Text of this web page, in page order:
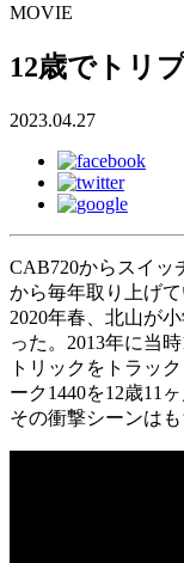
MOVIE
12歳でトリ
2023.04.27
CAB720からスイッ
から毎年取り上げて
2020年春、北山が
った。2013年に当
トリックをトラッ
ーク1440を12歳11
その衝撃シーンは